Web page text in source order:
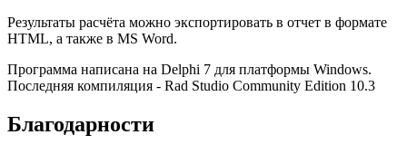
Результаты расчёта можно экспортировать в отчет в формате
HTML, а также в MS Word.
Программа написана на Delphi 7 для платформы Windows.
Последняя компиляция - Rad Studio Community Edition 10.3
Благодарности